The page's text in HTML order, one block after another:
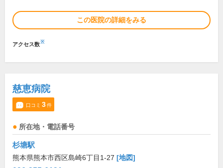
この医院の詳細をみる
アクセス数※
慈恵病院
口コミ 3件
所在地・電話番号
杉塘駅
熊本県熊本市西区島崎6丁目1-27 [地図]